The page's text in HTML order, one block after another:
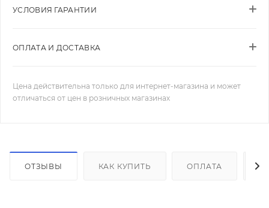
УСЛОВИЯ ГАРАНТИИ
ОПЛАТА И ДОСТАВКА
Цена действительна только для интернет-магазина и может
отличаться от цен в розничных магазинах
ОТЗЫВЫ КАК КУПИТЬ ОПЛАТА